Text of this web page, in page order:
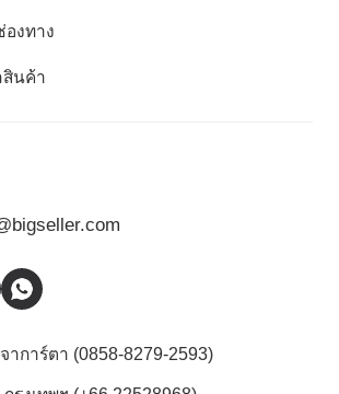
องทาง
สินค้า
าการ์ตา (0858-8279-2593)